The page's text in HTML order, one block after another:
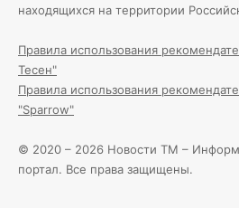
находящихся на территории
Правила использования
Тесен"
Правила использования
"Sparrow"
© 2020 – 2026 Новости ТМ –
портал. Все права защищены.